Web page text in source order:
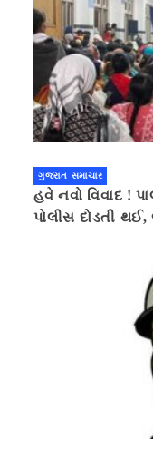
ગુજરાત સમાચાર
હવે નવો વિવાદ !
પોલીસ દોડતી